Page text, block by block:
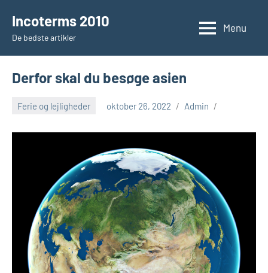
indhold
Incoterms 2010
De bedste artikler
Menu
Derfor skal du besøge asien
Ferie og lejligheder oktober 26, 2022 Admin